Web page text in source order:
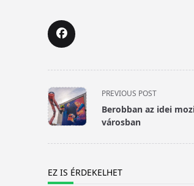
<span
class="nav-
subtitle
text">Page</span>
PREVIOUS POST
Berobban az idei
városban
EZ IS ÉRDEKELHET